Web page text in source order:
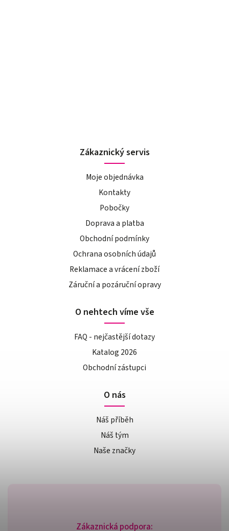
Zákaznická podpora:
Zákaznický servis
Moje objednávka
Kontakty
Pobočky
Doprava a platba
Obchodní podmínky
Ochrana osobních údajů
Reklamace a vrácení zboží
Záruční a pozáruční opravy
O nehtech víme vše
FAQ - nejčastější dotazy
Katalog 2026
Obchodní zástupci
O nás
Náš příběh
Náš tým
Naše značky